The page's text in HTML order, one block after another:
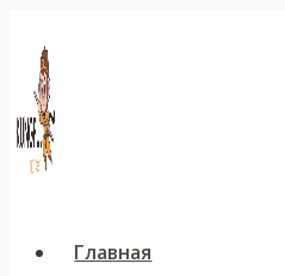
содержимому
Главная